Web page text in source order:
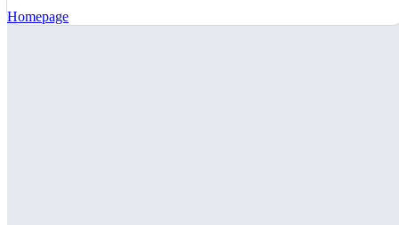
Homepage